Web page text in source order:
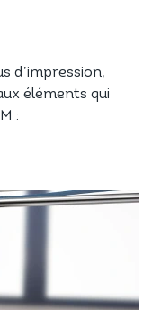
d’impression,
éléments qui
: